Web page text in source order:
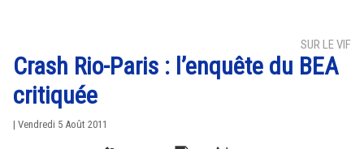
SUR LE VIF
Crash Rio-Paris : l’enquête du BEA
critiquée
| Vendredi 5 Août 2011